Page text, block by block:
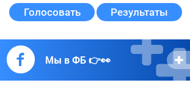
Голосовать Результаты
Мы в ФБ 👉👀